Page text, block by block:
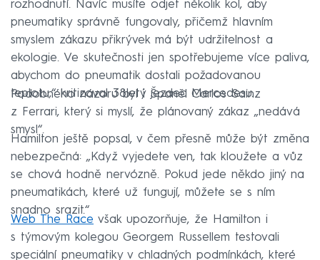
rozhodnutí. Navíc musíte odjet několik kol, aby
pneumatiky správně fungovaly, přičemž hlavním
smyslem zákazu přikrývek má být udržitelnost a
ekologie. Ve skutečnosti jen spotřebujeme více paliva,
abychom do pneumatik dostali požadovanou
teplotu,“ kritizoval 38letý jezdec Mercedesu.
Podobného názoru byl i Španěl Carlos Sainz
z Ferrari, který si myslí, že plánovaný zákaz „nedává
smysl“.
Hamilton ještě popsal, v čem přesně může být změna
nebezpečná: „Když vyjedete ven, tak kloužete a vůz
se chová hodně nervózně. Pokud jede někdo jiný na
pneumatikách, které už fungují, můžete se s ním
snadno srazit.“
Web The Race však upozorňuje, že Hamilton i
s týmovým kolegou Georgem Russellem testovali
speciální pneumatiky v chladných podmínkách, které